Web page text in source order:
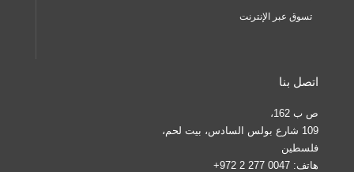
تسوق عبر الإنترنت
اتصل بنا
ص ب 162،
109 شارع بولس السادس، بيت لحم،
فلسطين
هاتف: 0047 277 2 972+